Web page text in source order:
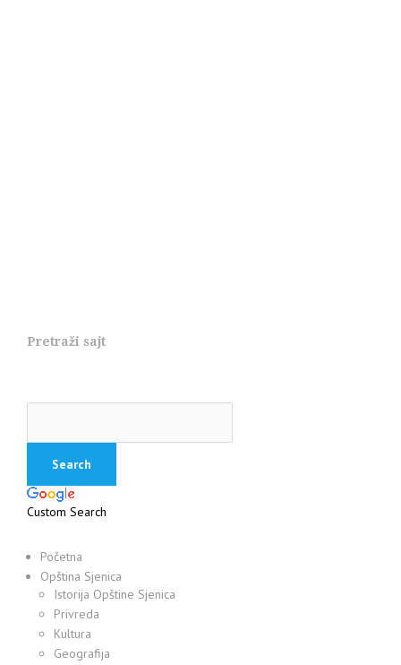
Pretraži sajt
Custom Search
Početna
Opština Sjenica
Istorija Opštine Sjenica
Privreda
Kultura
Geografija